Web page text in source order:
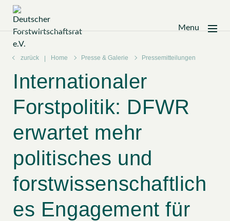
Zum
Inhalt
springen
Menu
zurück Home Presse & Galerie Pressemitteilungen
Internationaler
Forstpolitik: DFWR
erwartet mehr
politisches und
forstwissenschaftlich
es Engagement für